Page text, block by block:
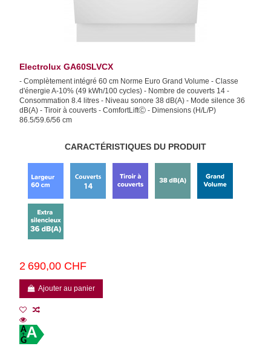
Electrolux GA60SLVCX
- Complètement intégré 60 cm Norme Euro Grand Volume - Classe
d'énergie A-10% (49 kWh/100 cycles) - Nombre de couverts 14 -
Consommation 8.4 litres - Niveau sonore 38 dB(A) - Mode silence 36
dB(A) - Tiroir à couverts - ComfortLiftⒸ - Dimensions (H/L/P)
86.5/59.6/56 cm
CARACTÉRISTIQUES DU PRODUIT
2 690,00 CHF
Ajouter au panier
A